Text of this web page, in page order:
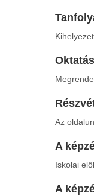
Az
A
Iskolai
A